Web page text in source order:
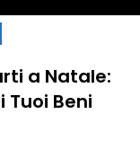
a Natale:
Tuoi Beni